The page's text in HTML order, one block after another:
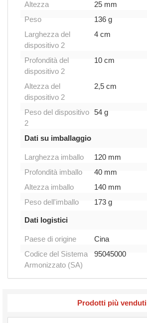
Altezza
25 mm
Peso
136 g
Larghezza del
dispositivo 2
4 cm
Profondità del
dispositivo 2
10 cm
Altezza del
dispositivo 2
2,5 cm
Peso del dispositivo
2
54 g
Dati su imballaggio
Larghezza imballo
120 mm
Profondità imballo
40 mm
Altezza imballo
140 mm
Peso dell'imballo
173 g
Dati logistici
Paese di origine
Cina
Codice del Sistema
Armonizzato (SA)
95045000
Prodotti più venduti